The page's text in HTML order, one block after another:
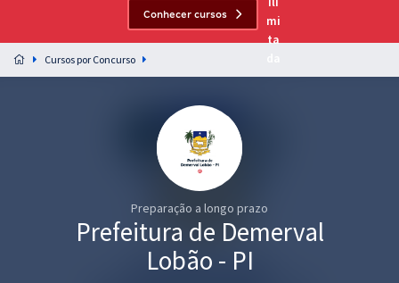
Preparação completa e intensiva para as principais
residências em saúde do Brasil
Conhecer cursos
Cursos por Concurso
Preparação a longo prazo
Prefeitura de Demerval
Lobão - PI